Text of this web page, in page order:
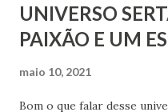
UNIVERSO
PAIXÃO E UM
maio 10, 2021
Bom o que falar desse